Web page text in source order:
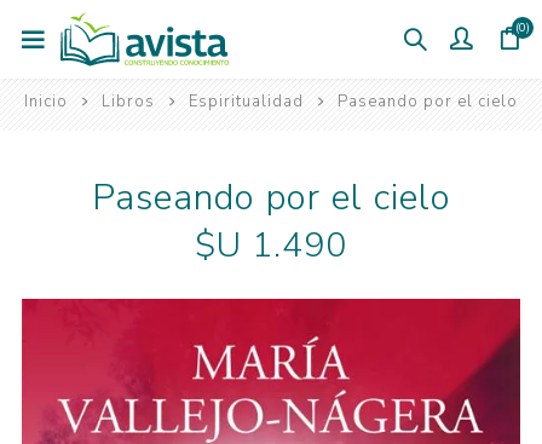
(0)
Inicio Libros Espiritualidad Paseando por el cielo
Paseando por el cielo
$U 1.490